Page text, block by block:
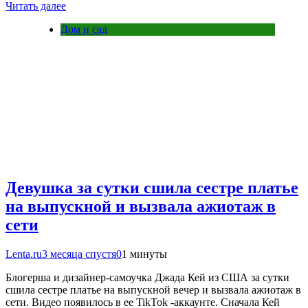
Читать далее
Дом и сад
Девушка за сутки сшила сестре платье
на выпускной и вызвала ажиотаж в
сети
Lenta.ru3 месяца спустя01 минуты
Блогерша и дизайнер-самоучка Джада Кей из США за сутки
сшила сестре платье на выпускной вечер и вызвала ажиотаж в
сети. Видео появилось в ее TikTok -аккаунте. Сначала Кей